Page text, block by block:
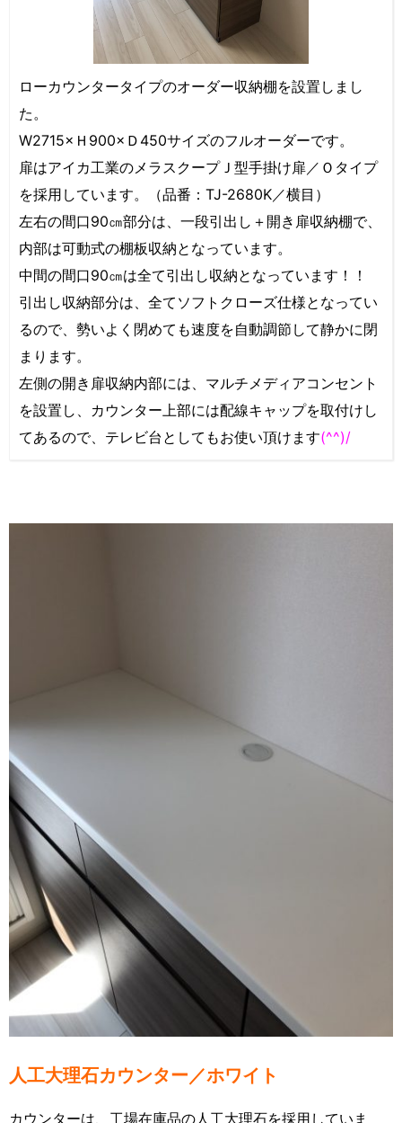
ローカウンタータイプのオーダー収納棚を設置しまし
た。
W2715×Ｈ900×Ｄ450サイズのフルオーダーです。
扉はアイカ工業のメラスクープＪ型手掛け扉／Ｏタイプ
を採用しています。（品番：TJ-2680K／横目）
左右の間口90㎝部分は、一段引出し＋開き扉収納棚で、
内部は可動式の棚板収納となっています。
中間の間口90㎝は全て引出し収納となっています！！
引出し収納部分は、全てソフトクローズ仕様となってい
るので、勢いよく閉めても速度を自動調節して静かに閉
まります。
左側の開き扉収納内部には、マルチメディアコンセント
を設置し、カウンター上部には配線キャップを取付けし
てあるので、テレビ台としてもお使い頂けます(^^)/
人工大理石カウンター／ホワイト
カウンターは、工場在庫品の人工大理石を採用していま